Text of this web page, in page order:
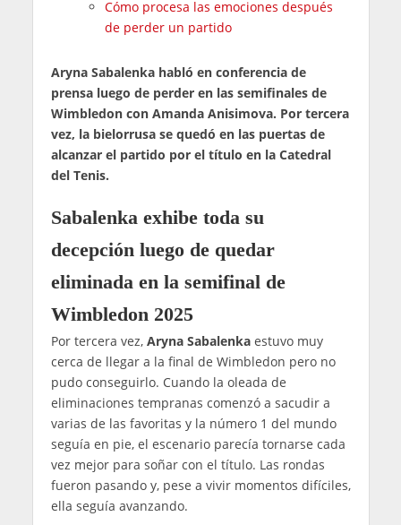
Cómo procesa las emociones después
de perder un partido
Aryna Sabalenka habló en conferencia de
prensa luego de perder en las semifinales de
Wimbledon con Amanda Anisimova. Por tercera
vez, la bielorrusa se quedó en las puertas de
alcanzar el partido por el título en la Catedral
del Tenis.
Sabalenka exhibe toda su
decepción luego de quedar
eliminada en la semifinal de
Wimbledon 2025
Por tercera vez, Aryna Sabalenkaestuvo muy
cerca de llegar a la final de Wimbledon pero no
pudo conseguirlo. Cuando la oleada de
eliminaciones tempranas comenzó a sacudir a
varias de las favoritas y la número 1 del mundo
seguía en pie, el escenario parecía tornarse cada
vez mejor para soñar con el título. Las rondas
fueron pasando y, pese a vivir momentos difíciles,
ella seguía avanzando.